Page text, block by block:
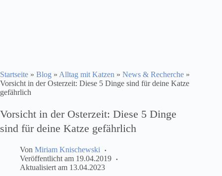
Startseite » Blog » Alltag mit Katzen » News & Recherche »
Vorsicht in der Osterzeit: Diese 5 Dinge sind für deine Katze
gefährlich
Vorsicht in der Osterzeit: Diese 5 Dinge
sind für deine Katze gefährlich
Von Miriam Knischewski
Veröffentlicht am 19.04.2019
Aktualisiert am 13.04.2023